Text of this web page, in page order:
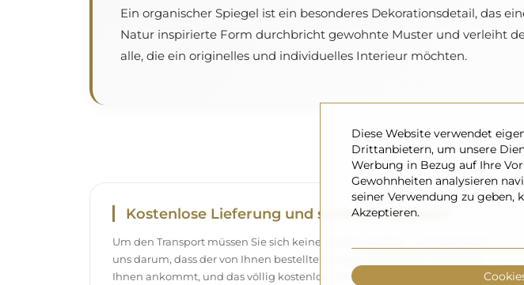
Ein organischer Spiegel ist ein besonderes Dekorationsdetail, das
Natur inspirierte Form durchbricht gewohnte Muster und verleiht
alle, die ein originelles und individuelles Interieur möchten.
Kostenlose Lieferung und sicherer Transport
Um den Transport müssen Sie sich keine Sorgen machen – wir kümmern
uns darum, dass der von Ihnen bestellte Spiegel vollkommen sicher bei
Ihnen ankommt, und das völlig kostenlos. Wir verfügen über einen
Diese Website verwendet
Drittanbietern, um unsere
Werbung in Bezug auf Ihre
Gewohnheiten analysieren
seiner Verwendung zu geben,
Akzeptieren.